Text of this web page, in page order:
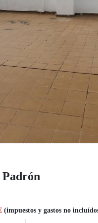
(impuestos y gastos no